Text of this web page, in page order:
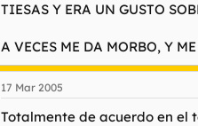
TIESAS Y ERA UN GUSTO
A VECES ME DA MORBO, Y
17 Mar 2005
Totalmente de acuerdo en